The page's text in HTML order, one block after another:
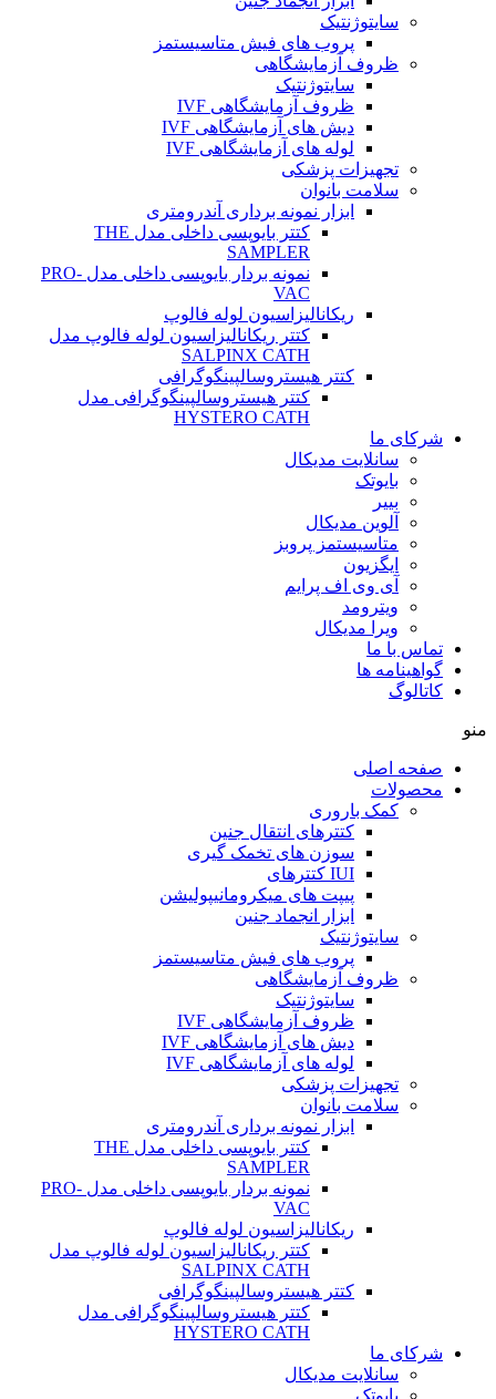
سایتوژنتیک
پروب های فیش متاسیستمز
ظروف آزمایشگاهی
سایتوژنتیک
ظروف آزمایشگاهی IVF
دیش های آزمایشگاهی IVF
لوله های آزمایشگاهی IVF
تجهیزات پزشکی
سلامت بانوان
ابزار نمونه برداری آندرومتری
کتتر بایوپسی داخلی مدل THE
SAMPLER
نمونه بردار بایوپسی داخلی مدل PRO-
VAC
ریکانالیزاسیون لوله فالوپ
کتتر ریکانالیزاسیون لوله فالوپ مدل
SALPINX CATH
کتتر هیستروسالپینگوگرافی
کتتر هیستروسالپینگوگرافی مدل
HYSTERO CATH
شرکای ما
سانلایت مدیکال
بایوتک
بییر
آلوین مدیکال
متاسیستمز پروبز
ایگزیون
آی وی اف پرایم
ویترومد
ویرا مدیکال
تماس با ما
گواهینامه ها
کاتالوگ
منو
صفحه اصلی
محصولات
کمک باروری
کتترهای انتقال جنین
سوزن های تخمک گیری
IUI کتترهای
پیپت های میکرومانیپولیشن
ابزار انجماد جنین
سایتوژنتیک
پروب های فیش متاسیستمز
ظروف آزمایشگاهی
سایتوژنتیک
ظروف آزمایشگاهی IVF
دیش های آزمایشگاهی IVF
لوله های آزمایشگاهی IVF
تجهیزات پزشکی
سلامت بانوان
ابزار نمونه برداری آندرومتری
کتتر بایوپسی داخلی مدل THE
SAMPLER
نمونه بردار بایوپسی داخلی مدل PRO-
VAC
ریکانالیزاسیون لوله فالوپ
کتتر ریکانالیزاسیون لوله فالوپ مدل
SALPINX CATH
کتتر هیستروسالپینگوگرافی
کتتر هیستروسالپینگوگرافی مدل
HYSTERO CATH
شرکای ما
سانلایت مدیکال
بایوتک